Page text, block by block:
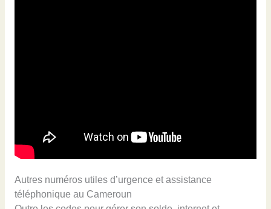
Autres numéros utiles d’urgence et assistance
téléphonique au Cameroun